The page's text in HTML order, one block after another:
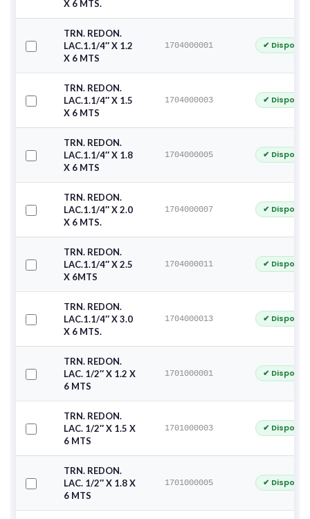
X 6 MTS.
TRN. REDON.
LAC.1.1/4″ X 1.2
X 6 MTS
1704000001 ✔
TRN. REDON.
LAC.1.1/4″ X 1.5
X 6 MTS
1704000003 ✔
TRN. REDON.
LAC.1.1/4″ X 1.8
X 6 MTS
1704000005 ✔
TRN. REDON.
LAC.1.1/4″ X 2.0
X 6 MTS.
1704000007 ✔
TRN. REDON.
LAC.1.1/4″ X 2.5
X 6MTS
1704000011 ✔
TRN. REDON.
LAC.1.1/4″ X 3.0
X 6 MTS.
1704000013 ✔
TRN. REDON.
LAC. 1/2″ X 1.2 X
6 MTS
1701000001 ✔
TRN. REDON.
LAC. 1/2″ X 1.5 X
6 MTS
1701000003 ✔
TRN. REDON.
LAC. 1/2″ X 1.8 X
6 MTS
1701000005 ✔